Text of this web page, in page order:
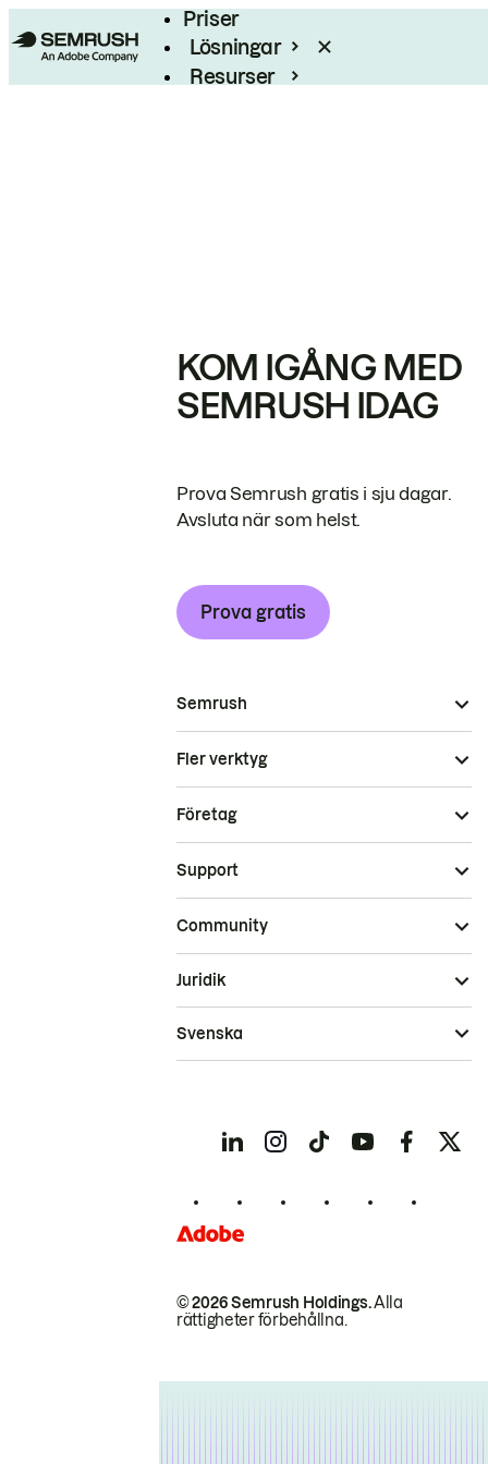
Priser
Lösningar
Resurser
KOM IGÅNG MED
SEMRUSH IDAG
Prova Semrush gratis i sju dagar.
Avsluta när som helst.
Prova gratis
Semrush
Fler verktyg
Företag
Support
Community
© 2026 Semrush Holdings.Alla
rättigheter förbehållna.
Juridik
Svenska